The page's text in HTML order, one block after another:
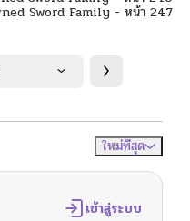
ใหม่ที่สุด
เข้าสู่ระบบ